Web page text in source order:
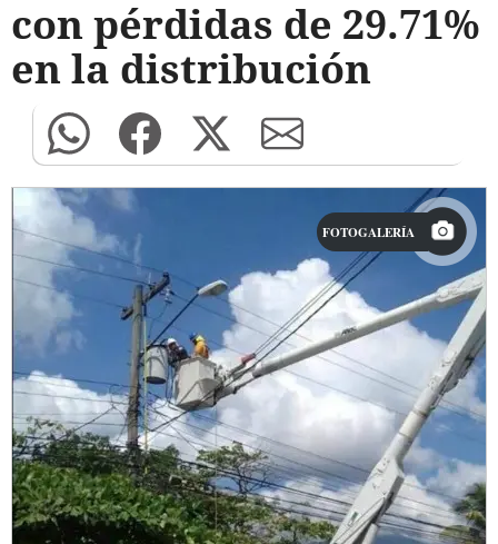
con pérdidas de 29.71%
en la distribución
FOTOGALERÍA